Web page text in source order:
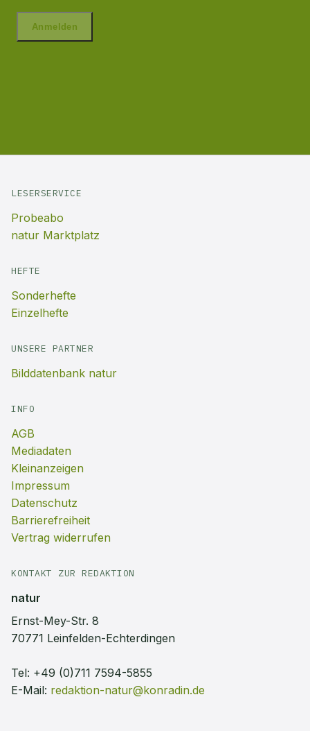
LESERSERVICE
Probeabo
natur Marktplatz
HEFTE
Sonderhefte
Einzelhefte
UNSERE PARTNER
Bilddatenbank natur
INFO
AGB
Mediadaten
Kleinanzeigen
Impressum
Datenschutz
Barrierefreiheit
Vertrag widerrufen
KONTAKT ZUR REDAKTION
natur
Ernst-Mey-Str. 8
70771 Leinfelden-Echterdingen
Tel: +49 (0)711 7594-5855
E-Mail: redaktion-natur@konradin.de